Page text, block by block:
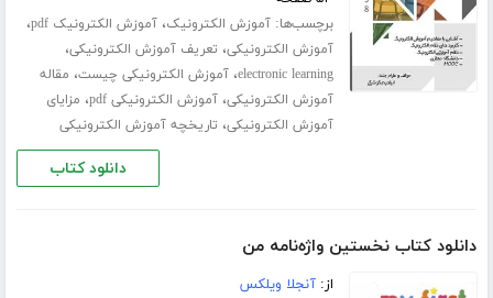
برچسب‌ها:آموزش الکترونیک،آموزش الکترونیک pdf ،
آموزش الکترونیکی، تعریف آموزش الکترونیکی،
electronic learning،آموزش الکترونیکی چیست، مقاله
آموزش الکترونیکی،آموزش الکترونیکی pdf ، مزایای
آموزش الکترونیکی، تاریخچه آموزش الکترونیکی
دانلود کتاب
دانلود کتاب نخستین واژه‌نامه من
از:آنجلا ویلکس